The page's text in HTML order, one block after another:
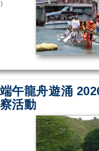
午龍舟遊涌
活動